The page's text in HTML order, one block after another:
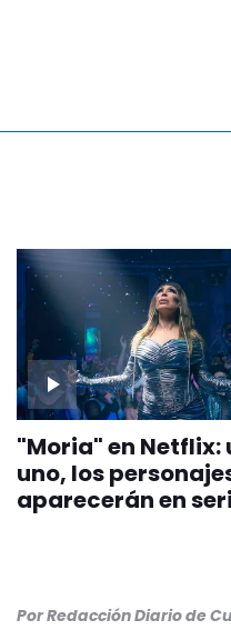
"Moria" en Netflix:
uno, los
aparecerán en
PorRedacción Diario de